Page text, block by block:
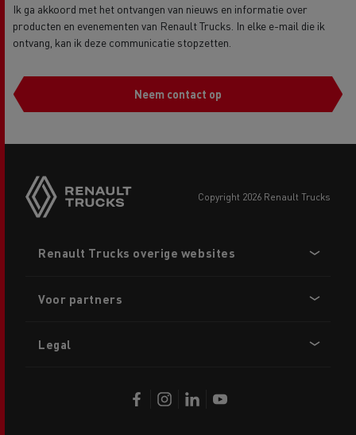
Ik ga akkoord met het ontvangen van nieuws en informatie over
producten en evenementen van Renault Trucks. In elke e-mail die ik
ontvang, kan ik deze communicatie stopzetten.
Neem contact op
copyright 2026 Renault Trucks
menu
Renault Trucks overige websites
Voor partners
Legal